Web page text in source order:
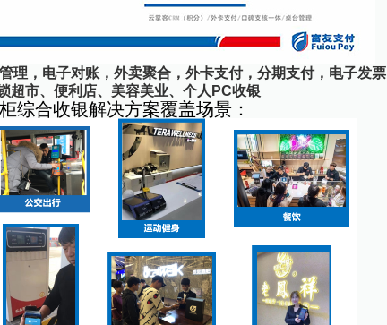
理，电子对账，外卖聚合，外卡支付，分期支付，电子发票
超市、便利店、美容美业、个人PC收银
综合收银解决方案覆盖场景：